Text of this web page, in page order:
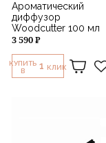
Ароматический
диффузор
Woodcutter 100 мл
3 590 ₽
КУПИТЬ
В
1 КЛИК